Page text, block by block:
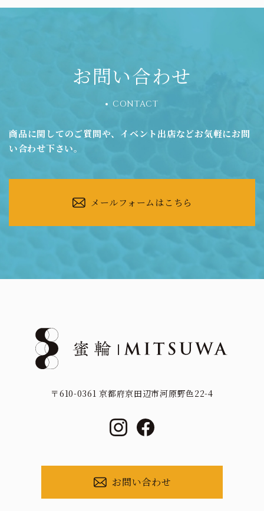
お問い合わせ
CONTACT
商品に関してのご質問や、イベント出店などお気軽にお問
い合わせ下さい。
メールフォームはこちら
〒610-0361 京都府京田辺市河原野色22-4
お問い合わせ